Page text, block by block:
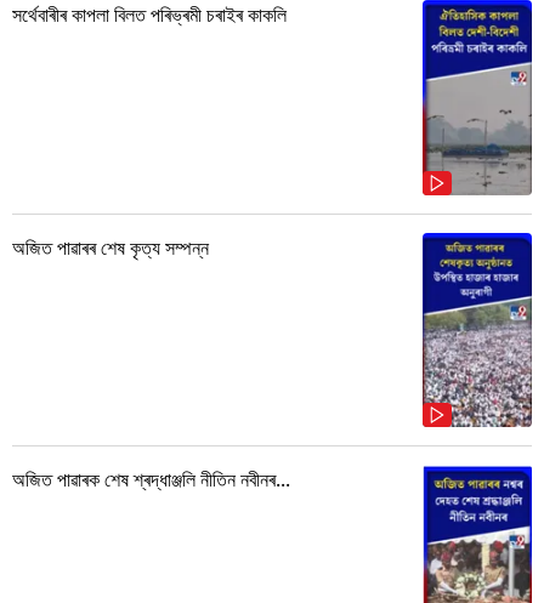
সৰ্থেবাৰীৰ কাপলা বিলত পৰিভ্ৰমী চৰাইৰ কাকলি
অজিত পাৱাৰৰ শেষ কৃত্য সম্পন্ন
অজিত পাৱাৰক শেষ শ্ৰদ্ধাঞ্জলি নীতিন নবীনৰ...